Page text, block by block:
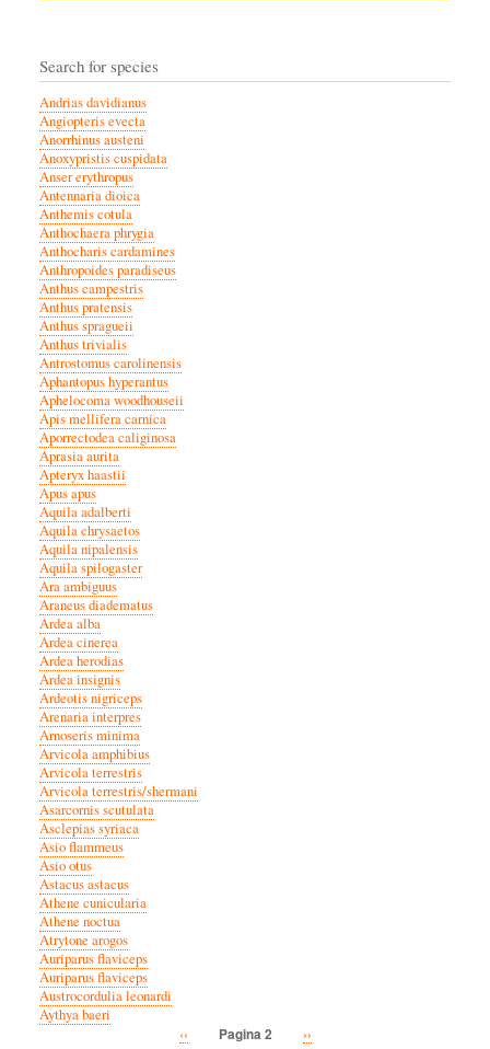
Search for species
Andrias davidianus
Angiopteris evecta
Anorrhinus austeni
Anoxypristis cuspidata
Anser erythropus
Antennaria dioica
Anthemis cotula
Anthochaera phrygia
Anthocharis cardamines
Anthropoides paradiseus
Anthus campestris
Anthus pratensis
Anthus spragueii
Anthus trivialis
Antrostomus carolinensis
Aphantopus hyperantus
Aphelocoma woodhouseii
Apis mellifera carnica
Aporrectodea caliginosa
Aprasia aurita
Apteryx haastii
Apus apus
Aquila adalberti
Aquila chrysaetos
Aquila nipalensis
Aquila spilogaster
Ara ambiguus
Araneus diadematus
Ardea alba
Ardea cinerea
Ardea herodias
Ardea insignis
Ardeotis nigriceps
Arenaria interpres
Arnoseris minima
Arvicola amphibius
Arvicola terrestris
Arvicola terrestris/shermani
Asarcornis scutulata
Asclepias syriaca
Asio flammeus
Asio otus
Astacus astacus
Athene cunicularia
Athene noctua
Atrytone arogos
Auriparus flaviceps
Auriparus flaviceps
Austrocordulia leonardi
Aythya baeri
Vorige
‹‹ Pagina 2
Volgende
››